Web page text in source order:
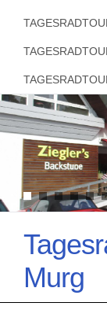
Murg